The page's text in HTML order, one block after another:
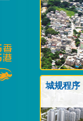
城规程序